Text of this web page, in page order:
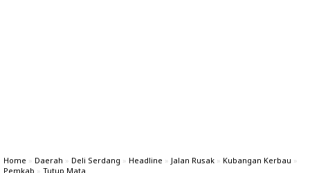
Home » Daerah » Deli Serdang » Headline » Jalan Rusak » Kubangan Kerbau »
Pemkab » Tutup Mata